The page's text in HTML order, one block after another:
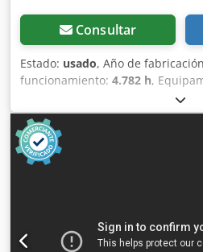
Consultar
Estado: usado, Año de
funcionamiento: 4.782 h,
, Peso en vacío:
(lxanxal): 957 x 255 x 308 cm
cm = Más opciones y accesorios
Ajy Nct Eenfor = Comentarios =
monte (Toledo) Excavadora de
Matriculada: No Aire